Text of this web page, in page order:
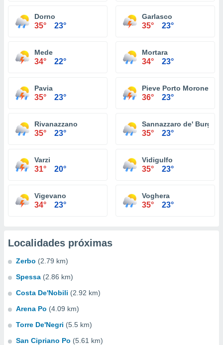
Dorno
35° 23°
Garlasco
35° 23°
Mede
34° 22°
Mortara
34° 23°
Pavia
35° 23°
Pieve Porto Morone
36° 23°
Rivanazzano
35° 23°
Sannazzaro de'
35° 23°
Varzi
31° 20°
Vidigulfo
35° 23°
Vigevano
34° 23°
Voghera
35° 23°
Localidades próximas
Zerbo (2.79 km)
Spessa (2.86 km)
Costa De'Nobili (2.92 km)
Arena Po (4.09 km)
Torre De'Negri (5.5 km)
San Cipriano Po (5.61 km)